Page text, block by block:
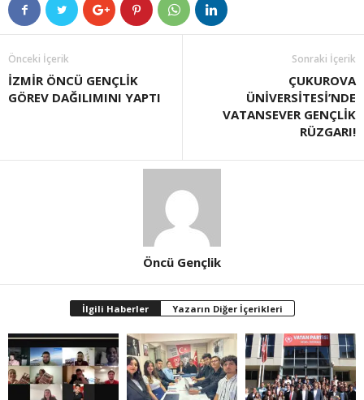
Önceki İçerik
İZMİR ÖNCÜ GENÇLİK
GÖREV DAĞILIMINI YAPTI
Sonraki İçerik
ÇUKUROVA
ÜNİVERSİTESİ’NDE
VATANSEVER GENÇLİK
RÜZGARI!
Öncü Gençlik
İlgili Haberler Yazarın Diğer İçerikleri